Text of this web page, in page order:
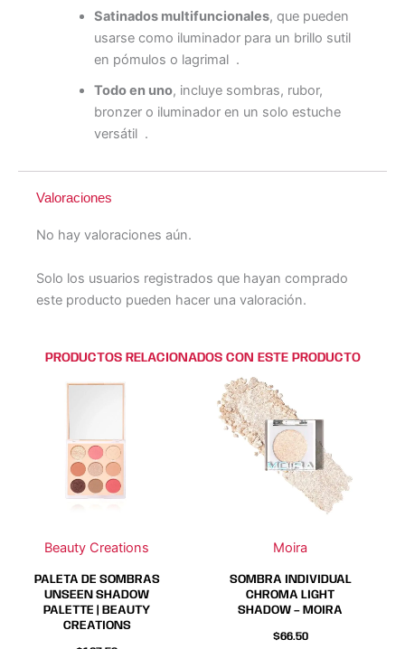
Satinados multifuncionales, que pueden
usarse como iluminador para un brillo sutil
en pómulos o lagrimal .
Todo en uno, incluye sombras, rubor,
bronzer o iluminador en un solo estuche
versátil .
Valoraciones
No hay valoraciones aún.
Solo los usuarios registrados que hayan comprado
este producto pueden hacer una valoración.
PRODUCTOS RELACIONADOS CON ESTE PRODUCTO
Beauty Creations
PALETA DE SOMBRAS
UNSEEN SHADOW
PALETTE | BEAUTY
CREATIONS
Moira
tiene
múltiples
variantes.
Las
opciones
pueden
elegir
en
la
página
SOMBRA INDIVIDUAL
CHROMA LIGHT
SHADOW – MOIRA
$66.50
tiene
múltiples
variantes.
Las
opciones
elegir
en
la
página